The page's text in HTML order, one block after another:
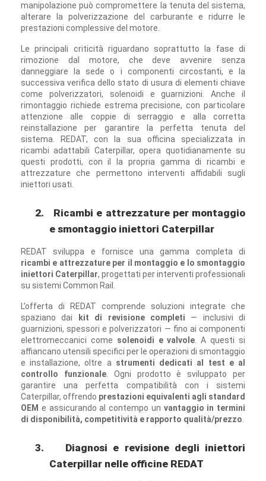
manipolazione può compromettere la tenuta del sistema,
alterare la polverizzazione del carburante e ridurre le
prestazioni complessive del motore.
Le principali criticità riguardano soprattutto la fase di
rimozione dal motore, che deve avvenire senza
danneggiare la sede o i componenti circostanti, e la
successiva verifica dello stato di usura di elementi chiave
come polverizzatori, solenoidi e guarnizioni. Anche il
rimontaggio richiede estrema precisione, con particolare
attenzione alle coppie di serraggio e alla corretta
reinstallazione per garantire la perfetta tenuta del
sistema. REDAT, con la sua officina specializzata in
ricambi adattabili Caterpillar, opera quotidianamente su
questi prodotti, con il la propria gamma di ricambi e
attrezzature che permettono interventi affidabili sugli
iniettori usati.
2.
Ricambi e attrezzature per montaggio
e smontaggio iniettori Caterpillar
REDAT sviluppa e fornisce una gamma completa di
ricambi e attrezzature per il montaggio e lo smontaggio
iniettori Caterpillar, progettati per interventi professionali
su sistemi Common Rail.
L’offerta di REDAT comprende soluzioni integrate che
spaziano dai
kit di revisione completi — inclusivi di
guarnizioni, spessori e polverizzatori — fino ai componenti
elettromeccanici come solenoidi e valvole . A questi si
affiancano utensili specifici per le operazioni di smontaggio
e installazione, oltre a strumenti dedicati al test e al
controllo funzionale. Ogni prodotto è sviluppato per
garantire una perfetta compatibilità con i sistemi
Caterpillar, offrendo prestazioni equivalenti agli standard
OEM e assicurando al contempo un vantaggio in termini
di disponibilità, competitività e rapporto qualità/prezzo
3.
Diagnosi e revisione degli iniettori
Caterpillar nelle officine REDAT